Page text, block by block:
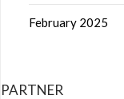
February 2025
PARTNER